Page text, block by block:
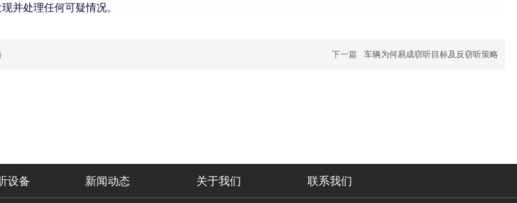
并处理任何可疑情况。
下一篇 车辆为何易成窃听目标及反窃听策略
设备 新闻动态 关于我们 联系我们